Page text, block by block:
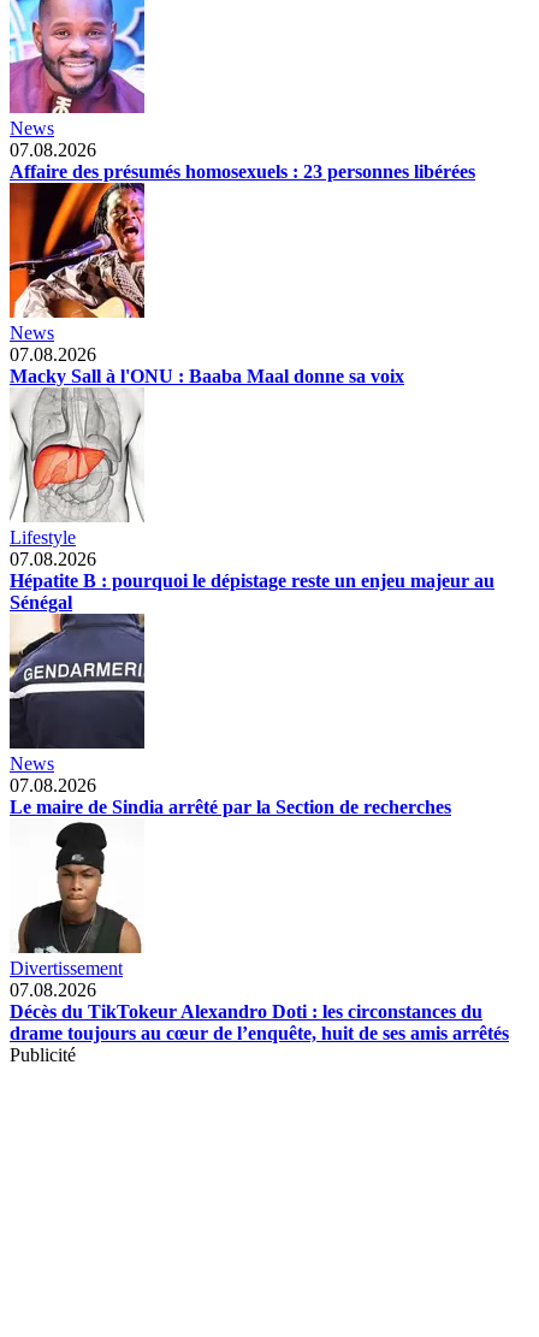
News
07.08.2026
Affaire des présumés homosexuels : 23 personnes libérées
News
07.08.2026
Macky Sall à l'ONU : Baaba Maal donne sa voix
Lifestyle
07.08.2026
Hépatite B : pourquoi le dépistage reste un enjeu majeur au
Sénégal
News
07.08.2026
Le maire de Sindia arrêté par la Section de recherches
Divertissement
07.08.2026
Décès du TikTokeur Alexandro Doti : les circonstances du
drame toujours au cœur de l’enquête, huit de ses amis arrêtés
Publicité